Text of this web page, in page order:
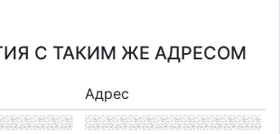
С ТАКИМ ЖЕ АДРЕСОМ
Адрес